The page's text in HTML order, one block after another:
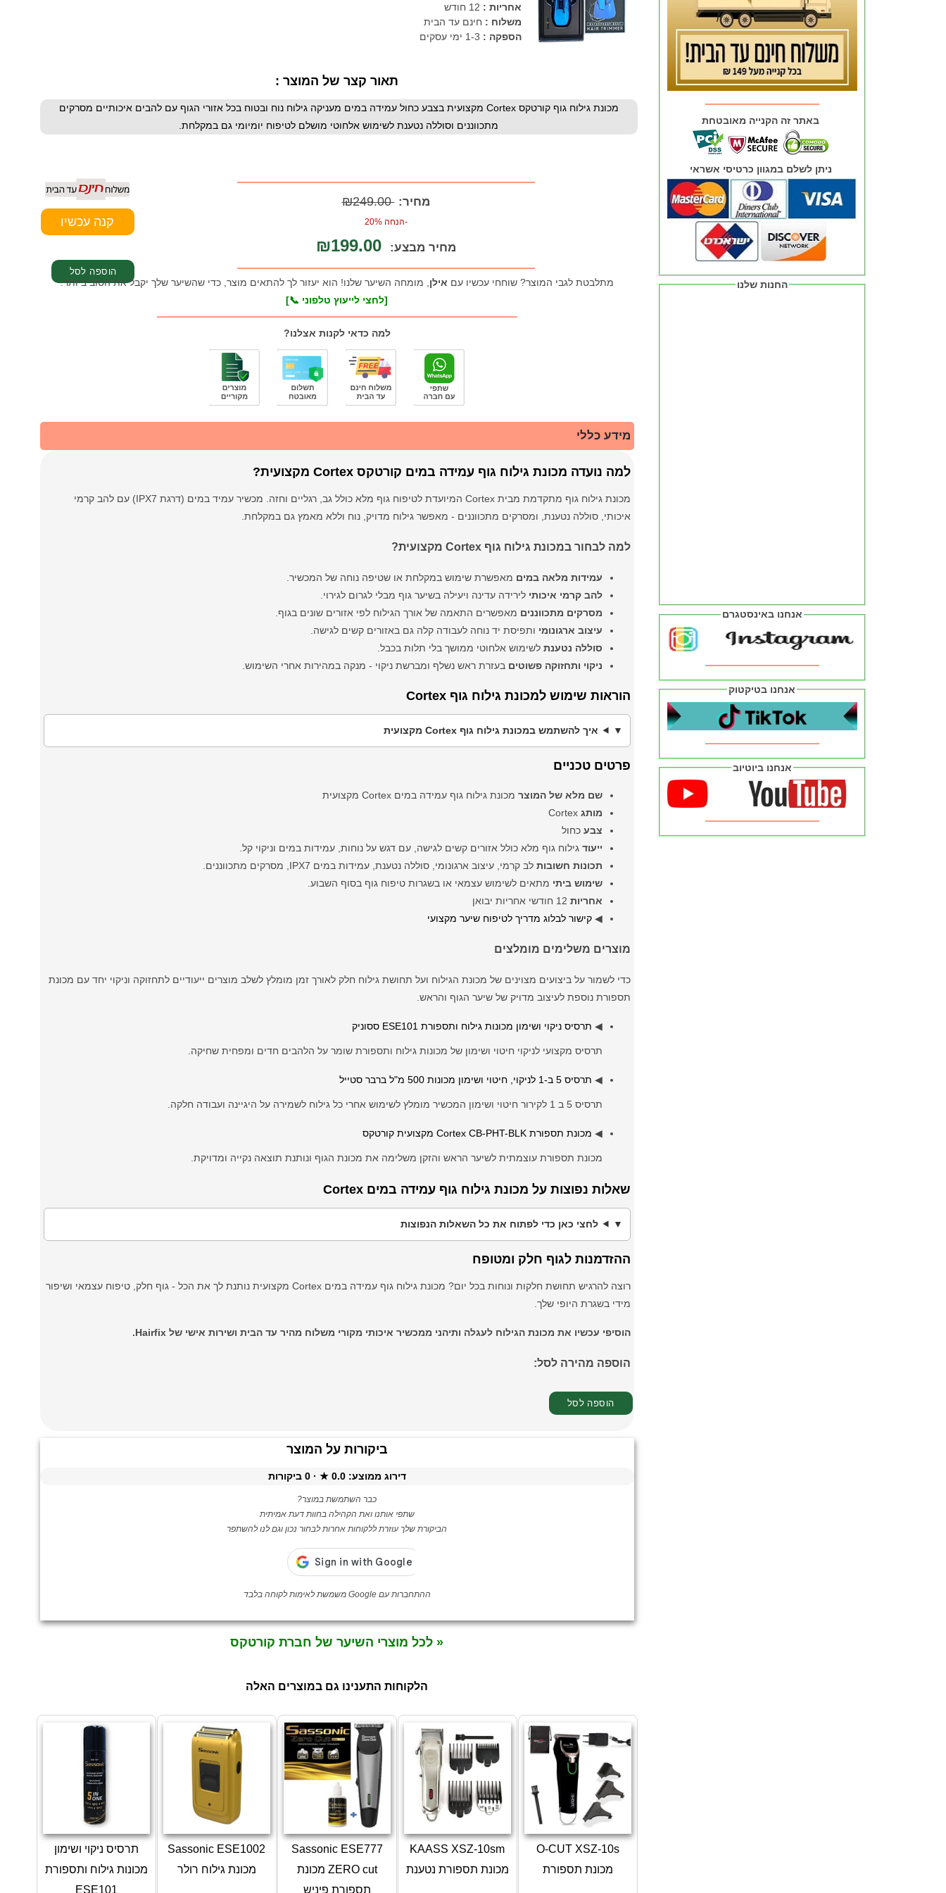
אחריות : 12 חודש
משלוח : חינם עד הבית
הספקה : 1-3 ימי עסקים
תאור קצר של המוצר :
מכונת גילוח גוף קורטקס Cortex מקצועית בצבע כחול עמידה במים מעניקה גילוח נוח ובטוח בכל אזורי הגוף עם להבים איכותיים מסרקים
מתכווננים וסוללה נטענת לשימוש אלחוטי מושלם לטיפוח יומיומי גם במקלחת.
מחיר: ₪249.00
-הנחה 20%
מחיר מבצע: ₪199.00
מתלבטת לגבי המוצר? שוחחי עכשיו עם אילן , מומחה השיער שלנו! הוא יעזור לך להתאים מוצר, כדי שהשיער שלך יקבל את הטוב ביותר.
[לחצי לייעוץ טלפוני 📞]
למה כדאי לקנות אצלנו?
מידע כללי
למה נועדה מכונת גילוח גוף עמידה במים קורטקס Cortex מקצועית?
מכונת גילוח גוף מתקדמת מבית Cortex המיועדת לטיפוח גוף מלא כולל גב, רגליים וחזה. מכשיר עמיד במים (דרגת IPX7) עם להב קרמי
איכותי, סוללה נטענת, ומסרקים מתכווננים - מאפשר גילוח מדויק, נוח וללא מאמץ גם במקלחת.
למה לבחור במכונת גילוח גוף Cortex מקצועית?
עמידות מלאה במים מאפשרת שימוש במקלחת או שטיפה נוחה של המכשיר.
להב קרמי איכותי לירידה עדינה ויעילה בשיער גוף מבלי לגרום לגירוי.
מסרקים מתכווננים מאפשרים התאמה של אורך הגילוח לפי אזורים שונים בגוף.
עיצוב ארגונומי ותפיסת יד נוחה לעבודה קלה גם באזורים קשים לגישה.
סוללה נטענת לשימוש אלחוטי ממושך בלי תלות בכבל.
ניקוי ותחזוקה פשוטים בעזרת ראש נשלף ומברשת ניקוי - מנקה במהירות אחרי השימוש.
הוראות שימוש למכונת גילוח גוף Cortex
איך להשתמש במכונת גילוח גוף Cortex מקצועית
פרטים טכניים
שם מלא של המוצר מכונת גילוח גוף עמידה במים Cortex מקצועית
מותג Cortex
צבע כחול
ייעוד גילוח גוף מלא כולל אזורים קשים לגישה, עם דגש על נוחות, עמידות במים וניקוי קל.
תכונות חשובות לב קרמי, עיצוב ארגונומי, סוללה נטענת, עמידות במים IPX7, מסרקים מתכווננים.
שימוש ביתי מתאים לשימוש עצמאי או בשגרות טיפוח גוף בסוף השבוע.
אחריות
◀קישור לבלוג מדריך לטיפוח שיער מקצועי
מוצרים משלימים מומלצים
כדי לשמור על ביצועים מצוינים של מכונת הגילוח ועל תחושת גילוח חלק לאורך זמן מומלץ לשלב מוצרים ייעודיים לתחזוקה וניקוי יחד עם מכונת
תספורת נוספת לעיצוב מדויק של שיער הגוף והראש.
◀ תרסיס ניקוי ושימון מכונות גילוח ותספורת ESE101 ססוניק
תרסיס מקצועי לניקוי חיטוי ושימון של מכונות גילוח ותספורת שומר על הלהבים חדים ומפחית שחיקה.
◀ תרסיס 5 ב-1 לניקוי, חיטוי ושימון מכונות 500 מ"ל ברבר סטייל
תרסיס 5 ב 1 לקירור חיטוי ושימון המכשיר מומלץ לשימוש אחרי כל גילוח לשמירה על היגיינה ועבודה חלקה.
◀ מכונת תספורת Cortex CB-PHT-BLK מקצועית קורטקס
מכונת תספורת עוצמתית לשיער הראש והזקן משלימה את מכונת הגוף ונותנת תוצאה נקייה ומדויקת.
שאלות נפוצות על מכונת גילוח גוף עמידה במים Cortex
לחצי כאן כדי לפתוח את כל השאלות הנפוצות
ההזדמנות לגוף חלק ומטופח
רוצה להרגיש תחושת חלקות ונוחות בכל יום? מכונת גילוח גוף עמידה במים Cortex מקצועית נותנת לך את הכל - גוף חלק, טיפוח עצמאי ושיפור
מידי בשגרת היופי שלך.
הוסיפי עכשיו את מכונת הגילוח לעגלה ותיהני ממכשיר איכותי מקורי משלוח מהיר עד הבית ושירות אישי של Hairfix.
הוספה מהירה לסל:
ביקורות על המוצר
דירוג ממוצע:0.0
★ ·
0 ביקורות
כבר השתמשת במוצר?
שתפי אותנו ואת הקהילה בחוות דעת אמיתית
הביקורת שלך עוזרת ללקוחות אחרות לבחור נכון וגם לנו להשתפר
ההתחברות עם Google משמשת לאימות לקוחה בלבד
« לכל מוצרי השיער של חברת קורטקס
הלקוחות התענינו גם במוצרים האלה
O-CUT XSZ-10s
מכונת תספורת
KAASS XSZ-10sm
מכונת תספורת נטענת
Sassonic ESE777
ZERO cut מכונת
תספורת פיניש
Sassonic ESE1002
מכונת גילוח רולר
תרסיס ניקוי ושימון
מכונות גילוח ותספורת
ESE101
החנות שלנו
אנחנו באינסטגרם
אנחנו בטיקטוק
אנחנו ביוטיוב